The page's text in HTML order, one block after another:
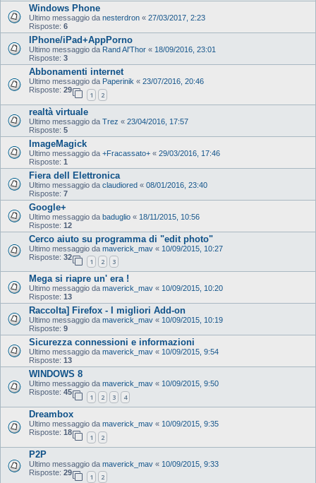
Windows Phone
Ultimo messaggio da nesterdron « 27/03/2017, 2:23
Risposte: 6
IPhone/iPad+AppPorno
Ultimo messaggio da Rand Al'Thor « 18/09/2016, 23:01
Risposte: 3
Abbonamenti internet
Ultimo messaggio da Paperinik « 23/07/2016, 20:46
Risposte: 29
1 2
realtà virtuale
Ultimo messaggio da Trez « 23/04/2016, 17:57
Risposte: 5
ImageMagick
Ultimo messaggio da +Fracassato+ « 29/03/2016, 17:46
Risposte: 1
Fiera dell Elettronica
Ultimo messaggio da claudiored « 08/01/2016, 23:40
Risposte: 7
Google+
Ultimo messaggio da baduglio « 18/11/2015, 10:56
Risposte: 12
Cerco aiuto su programma di "edit photo"
Ultimo messaggio da maverick_mav « 10/09/2015, 10:27
Risposte: 32
1 2 3
Mega si riapre un' era !
Ultimo messaggio da maverick_mav « 10/09/2015, 10:20
Risposte: 13
Raccolta] Firefox - I migliori Add-on
Ultimo messaggio da maverick_mav « 10/09/2015, 10:19
Risposte: 9
Sicurezza connessioni e informazioni
Ultimo messaggio da maverick_mav « 10/09/2015, 9:54
Risposte: 13
WINDOWS 8
Ultimo messaggio da maverick_mav « 10/09/2015, 9:50
Risposte: 45
1 2 3 4
Dreambox
Ultimo messaggio da maverick_mav « 10/09/2015, 9:35
Risposte: 18
1 2
P2P
Ultimo messaggio da maverick_mav « 10/09/2015, 9:33
Risposte: 29
1 2